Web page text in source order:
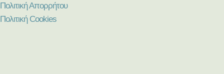
Πολιτική Απορρήτου
Πολιτική Cookies